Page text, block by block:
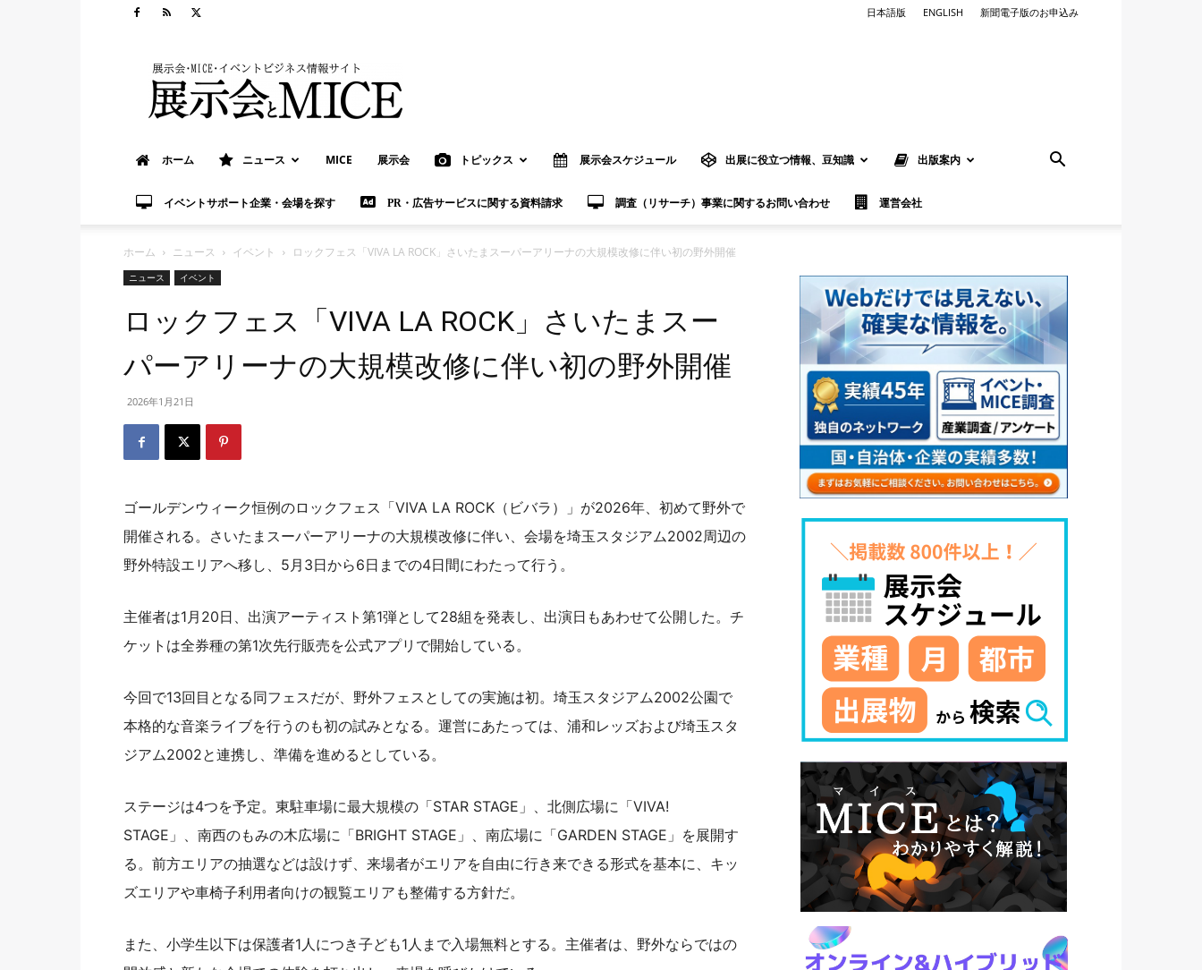
日本語版 ENGLISH 新聞電子版のお申込み
展
示
会
と
ホーム ニュース MICE 展示会 トピックス 展示会スケジュール 出展に役立つ情報、豆知識 出版案内
イベントサポート企業・会場を探す PR・広告サービスに関する資料請求 調査（リサーチ）事業に関するお問い合わせ 運営会社
ホーム ニュース イベント ロックフェス「VIVA LA ROCK」さいたまスーパーアリーナの大規模改修に伴い初の野外開催
ニュース イベント
ロックフェス「VIVA LA ROCK」さいたまスー
パーアリーナの大規模改修に伴い初の野外開催
2026年1月21日
ゴールデンウィーク恒例のロックフェス「VIVA LA ROCK（ビバラ）」が2026年、初めて野外で
開催される。さいたまスーパーアリーナの大規模改修に伴い、会場を埼玉スタジアム2002周辺の
野外特設エリアへ移し、5月3日から6日までの4日間にわたって行う。
主催者は1月20日、出演アーティスト第1弾として28組を発表し、出演日もあわせて公開した。チ
ケットは全券種の第1次先行販売を公式アプリで開始している。
今回で13回目となる同フェスだが、野外フェスとしての実施は初。埼玉スタジアム2002公園で
本格的な音楽ライブを行うのも初の試みとなる。運営にあたっては、浦和レッズおよび埼玉スタ
ジアム2002と連携し、準備を進めるとしている。
ステージは4つを予定。東駐車場に最大規模の「STAR STAGE」、北側広場に「VIVA!
STAGE」、南西のもみの木広場に「BRIGHT STAGE」、南広場に「GARDEN STAGE」を展開す
る。前方エリアの抽選などは設けず、来場者がエリアを自由に行き来できる形式を基本に、キッ
ズエリアや車椅子利用者向けの観覧エリアも整備する方針だ。
また、小学生以下は保護者1人につき子ども1人まで入場無料とする。主催者は、野外ならではの